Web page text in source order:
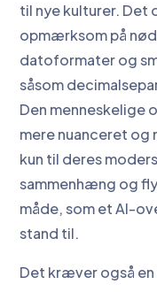
til nye kulturer.
opmærksom på
datoformater og
såsom
Den menneskelige
mere nuanceret
kun til deres
sammenhæng og
måde, som et AI-
stand til.
Det kræver også